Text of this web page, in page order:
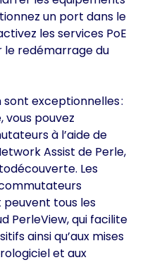
un port dans le
les services PoE
redémarrage du
sont exceptionnelles :
vous pouvez
à l’aide de
Assist de Perle,
Les
tous les
PerleView, qui facilite
ainsi qu’aux mises
et aux